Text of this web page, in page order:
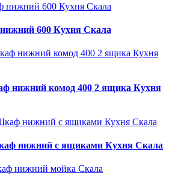
600 Кухня Скала
нижний комод 400 2 ящика Кухня
нижний с ящиками Кухня Скала